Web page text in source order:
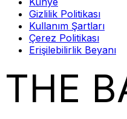
Gizlilik Politikası
Kullanım Şartları
Çerez Politikası
Erişilebilirlik Beyanı
THE